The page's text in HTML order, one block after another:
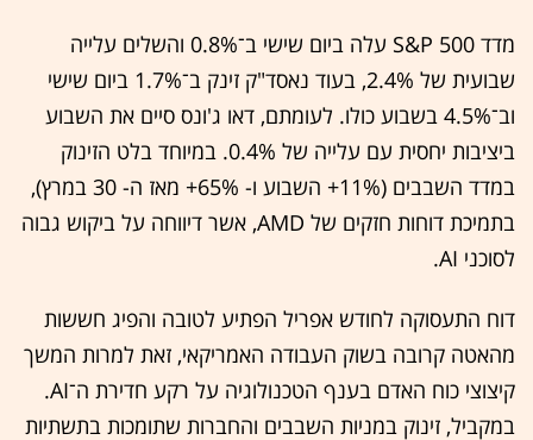
מדד S&P 500 עלה ביום שישי ב־0.8% והשלים עלייה
שבועית של 2.4%, בעוד נאסד"ק זינק ב־1.7% ביום שישי
וב־4.5% בשבוע כולו. לעומתם, דאו ג'ונס סיים את השבוע
ביציבות יחסית עם עלייה של 0.4%. במיוחד בלט הזינוק
במדד השבבים (11%+ השבוע ו- 65%+ מאז ה- 30 במרץ),
בתמיכת דוחות חזקים של AMD, אשר דיווחה על ביקוש גבוה
לסוכני AI.
דוח התעסוקה לחודש אפריל הפתיע לטובה והפיג חששות
מהאטה קרובה בשוק העבודה האמריקאי, זאת למרות המשך
קיצוצי כוח האדם בענף הטכנולוגיה על רקע חדירת ה־AI.
במקביל, זינוק במניות השבבים והחברות שתומכות בתשתיות